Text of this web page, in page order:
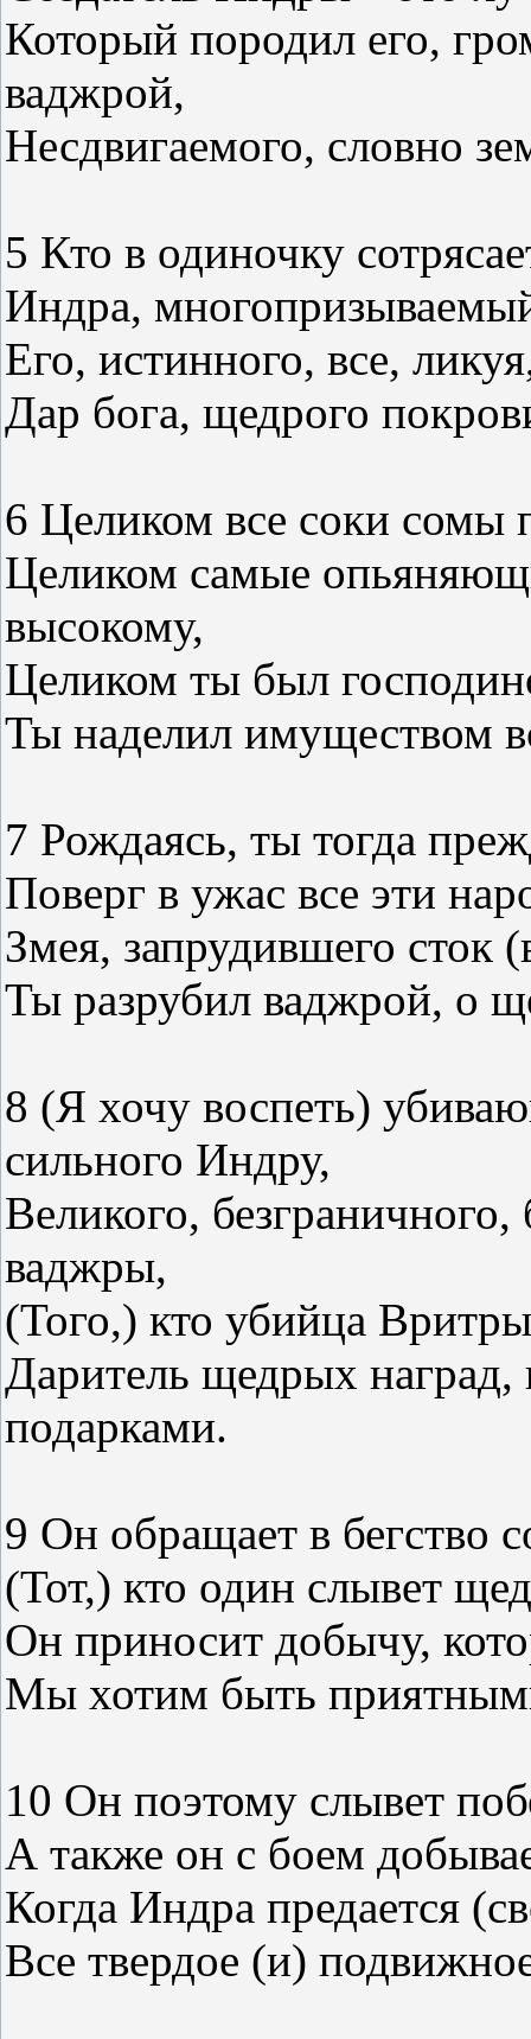
Который породил его,
ваджрой,
Несдвигаемого, словно
5 Кто в одиночку
Индра,
Его, истинного, все,
Дар бога, щедрого
6 Целиком все соки сомы
Целиком самые
высокому,
Целиком ты был
Ты наделил имуществом
7 Рождаясь, ты тогда
Поверг в ужас все эти
Змея, запрудившего сток
Ты разрубил ваджрой, о
8 (Я хочу воспеть)
сильного Индру,
Великого,
ваджры,
(Того,) кто убийца
Даритель щедрых
подарками.
9 Он обращает в бегство
(Тот,) кто один слывет
Он приносит добычу,
Мы хотим быть
10 Он поэтому слывет
А также он с боем
Когда Индра предается
Все твердое (и)